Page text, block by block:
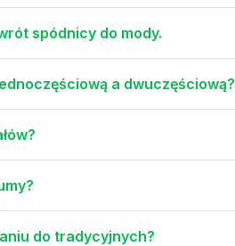
spódnicy do mody.
a dwuczęściową?
do tradycyjnych?